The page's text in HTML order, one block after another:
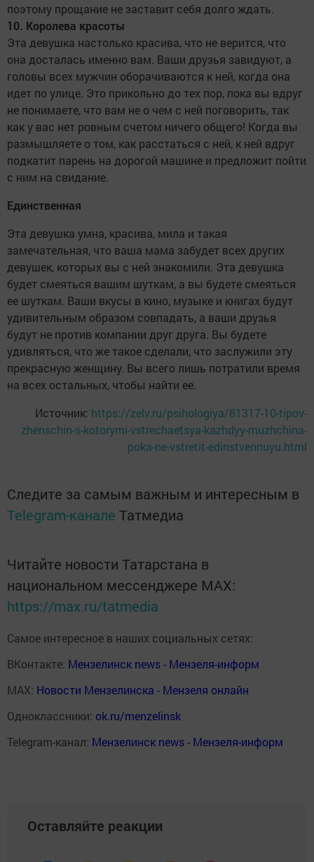
поэтому прощание не заставит себя долго ждать.
10. Королева красоты
Эта девушка настолько красива, что не верится, что
она досталась именно вам. Ваши друзья завидуют, а
головы всех мужчин оборачиваются к ней, когда она
идет по улице. Это прикольно до тех пор, пока вы вдруг
не понимаете, что вам не о чем с ней поговорить, так
как у вас нет ровным счетом ничего общего! Когда вы
размышляете о том, как расстаться с ней, к ней вдруг
подкатит парень на дорогой машине и предложит пойти
с ним на свидание.
Единственная
Эта девушка умна, красива, мила и такая
замечательная, что ваша мама забудет всех других
девушек, которых вы с ней знакомили. Эта девушка
будет смеяться вашим шуткам, а вы будете смеяться
ее шуткам. Ваши вкусы в кино, музыке и книгах будут
удивительным образом совпадать, а ваши друзья
будут не против компании друг друга. Вы будете
удивляться, что же такое сделали, что заслужили эту
прекрасную женщину. Вы всего лишь потратили время
на всех остальных, чтобы найти ее.
Источник: https://zelv.ru/psihologiya/81317-10-tipov-
zhenschin-s-kotorymi-vstrechaetsya-kazhdyy-muzhchina-
poka-ne-vstretit-edinstvennuyu.html
Следите за самым важным и интересным в
Telegram-канале Татмедиа
Читайте новости Татарстана в
национальном мессенджере MАХ:
https://max.ru/tatmedia
Самое интересное в наших социальных сетях:
ВКонтакте: Мензелинск news - Мензеля-информ
MAX: Новости Мензелинска - Мензеля онлайн
Одноклассники: ok.ru/menzelinsk
Telegram-канал: Мензелинск news - Мензеля-информ
Оставляйте реакции